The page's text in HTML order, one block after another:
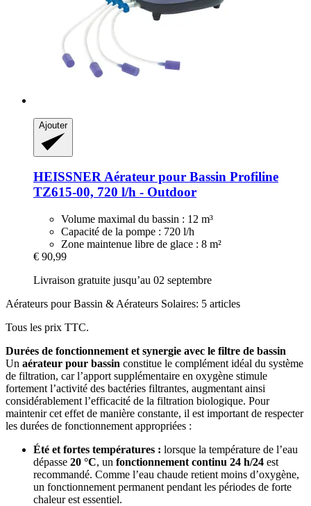
Ajouter
HEISSNERAérateur pour Bassin Profiline
TZ615-​00, 720 l/h -​ Outdoor
Volume maximal du bassin : 12 m³
Capacité de la pompe : 720 l/h
Zone maintenue libre de glace : 8 m²
€ 90,99
Livraison gratuite jusqu’au 02 septembre
Aérateurs pour Bassin & Aérateurs Solaires: 5 articles
Tous les prix TTC.
Durées de fonctionnement et synergie avec le filtre de bassin
Un aérateur pour bassin constitue le complément idéal du système
de filtration, car l’apport supplémentaire en oxygène stimule
fortement l’activité des bactéries filtrantes, augmentant ainsi
considérablement l’efficacité de la filtration biologique. Pour
maintenir cet effet de manière constante, il est important de respecter
les durées de fonctionnement appropriées :
Été et fortes températures : lorsque la température de l’eau
dépasse 20 °C, un fonctionnement continu 24 h/24 est
recommandé. Comme l’eau chaude retient moins d’oxygène,
un fonctionnement permanent pendant les périodes de forte
chaleur est essentiel.